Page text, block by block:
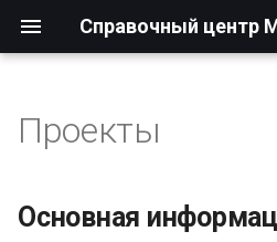
Справочный центр
и
Площадки и системы
Права и доступы
Основная информация
Создание и настройка
проекта
Основная информация
Привязка рекламных
площадок
Статистика и отчётность
Инструменты
управления
Проекты
Основная